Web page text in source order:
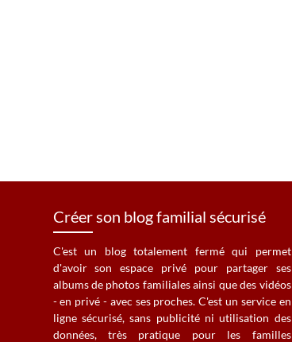
Créer son blog familial sécurisé
C'est un blog totalement fermé qui permet
d'avoir son espace privé pour partager ses
albums de photos familiales ainsi que des vidéos
- en privé - avec ses proches. C'est un service en
ligne sécurisé, sans publicité ni utilisation des
données, très pratique pour les familles